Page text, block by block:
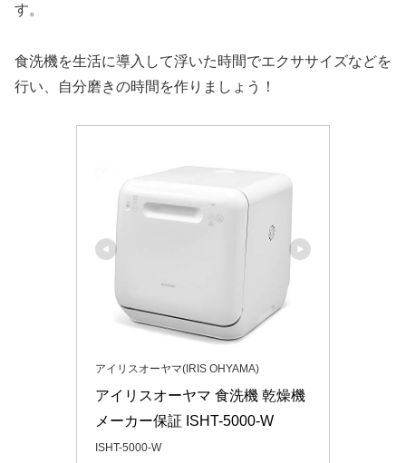
す。
食洗機を生活に導入して浮いた時間でエクササイズなどを
行い、自分磨きの時間を作りましょう！
アイリスオーヤマ(IRIS OHYAMA)
アイリスオーヤマ 食洗機 乾燥機
メーカー保証 ISHT-5000-W
ISHT-5000-W